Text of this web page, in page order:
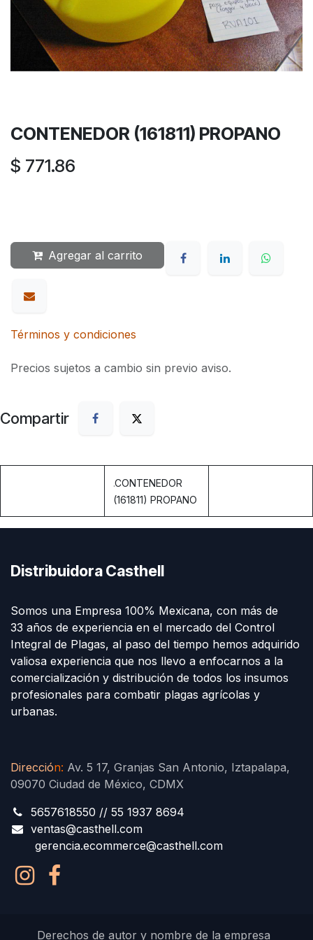
CONTENEDOR (161811) PROPANO
$ 771.86
Agregar al carrito
Términos y condiciones
Precios sujetos a cambio sin previo aviso.
Compartir
.CONTENEDOR
(161811) PROPANO
Distribuidora Casthell
Somos una Empresa 100% Mexicana, con más de
33 años de experiencia en el mercado del Control
Integral de Plagas, al paso del tiempo hemos adquirido
valiosa experiencia que nos llevo a enfocarnos a la
comercialización y distribución de todos los insumos
profesionales para combatir plagas agrícolas y
urbanas.
Dirección: Av. 5 17, Granjas San Antonio, Iztapalapa,
09070 Ciudad de México, CDMX
5657618550 // 55 1937 8694
ventas@casthell.com
gerencia.ecommerce@casthell.com
Derechos de autor y nombre de la empresa